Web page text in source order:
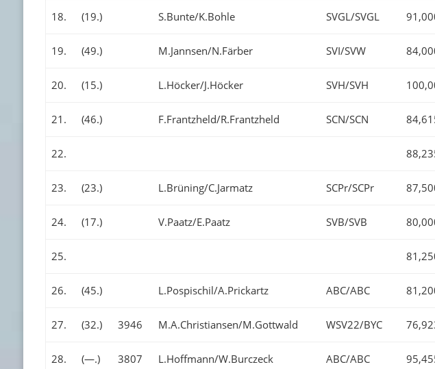
18. (19.) S.Bunte/K.Bohle SVGL/SVGL
19. (49.) M.Jannsen/N.Färber SVI/SVW
20. (15.) L.Höcker/J.Höcker SVH/SVH
21. (46.) F.Frantzheld/R.Frantzheld SCN/SCN
22.
23. (23.) L.Brüning/C.Jarmatz SCPr/SCPr
24. (17.) V.Paatz/E.Paatz SVB/SVB
25.
26. (45.) L.Pospischil/A.Prickartz ABC/ABC
27. (32.) 3946 M.A.Christiansen/M.Gottwald WSV22/BYC
28. (—.) 3807 L.Hoffmann/W.Burczeck ABC/ABC